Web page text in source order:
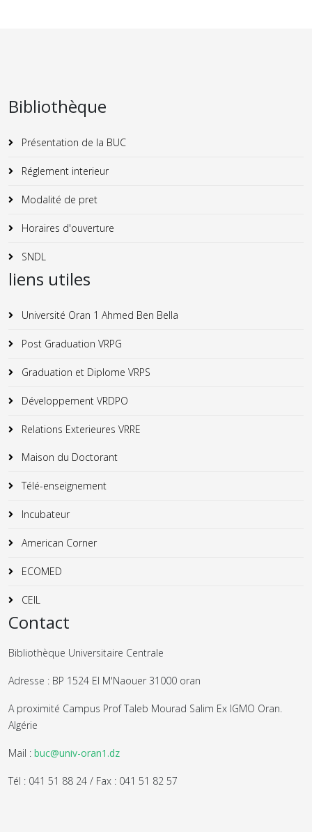
Bibliothèque
Présentation de la BUC
Réglement interieur
Modalité de pret
Horaires d'ouverture
SNDL
liens utiles
Université Oran 1 Ahmed Ben Bella
Post Graduation VRPG
Graduation et Diplome VRPS
Développement VRDPO
Relations Exterieures VRRE
Maison du Doctorant
Télé-enseignement
Incubateur
American Corner
ECOMED
CEIL
Contact
Bibliothèque Universitaire Centrale
Adresse : BP 1524 El M'Naouer 31000 oran
A proximité Campus Prof Taleb Mourad Salim Ex IGMO Oran.
Algérie
Mail : buc@univ-oran1.dz
Tél : 041 51 88 24 / Fax : 041 51 82 57